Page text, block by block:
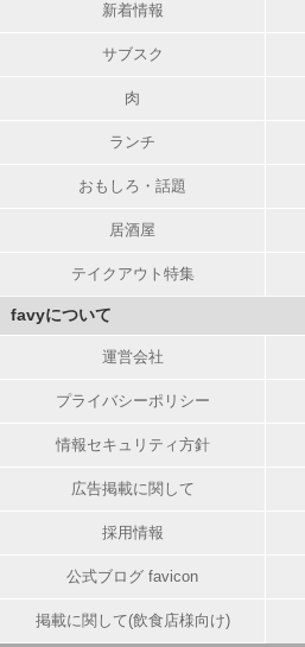
新着情報
サブスク
肉
ランチ
おもしろ・話題
居酒屋
テイクアウト特集
favyについて
運営会社
プライバシーポリシー
情報セキュリティ方針
広告掲載に関して
採用情報
公式ブログ favicon
掲載に関して(飲食店様向け)